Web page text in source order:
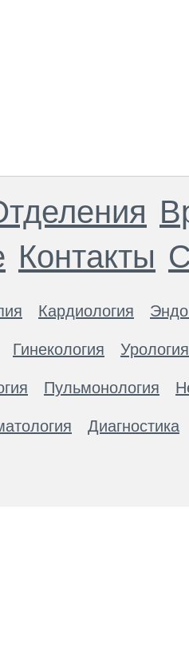
Контакты
Кардиология
Гинекология Урология
Пульмонология
Диагностика